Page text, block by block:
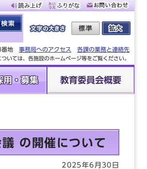
番地 事務局へのアクセス
各課の業務と連絡先
いては、各施設のホームページ等をご覧ください。
用・募集 教育委員会概要
の開催について
2025年6月30日